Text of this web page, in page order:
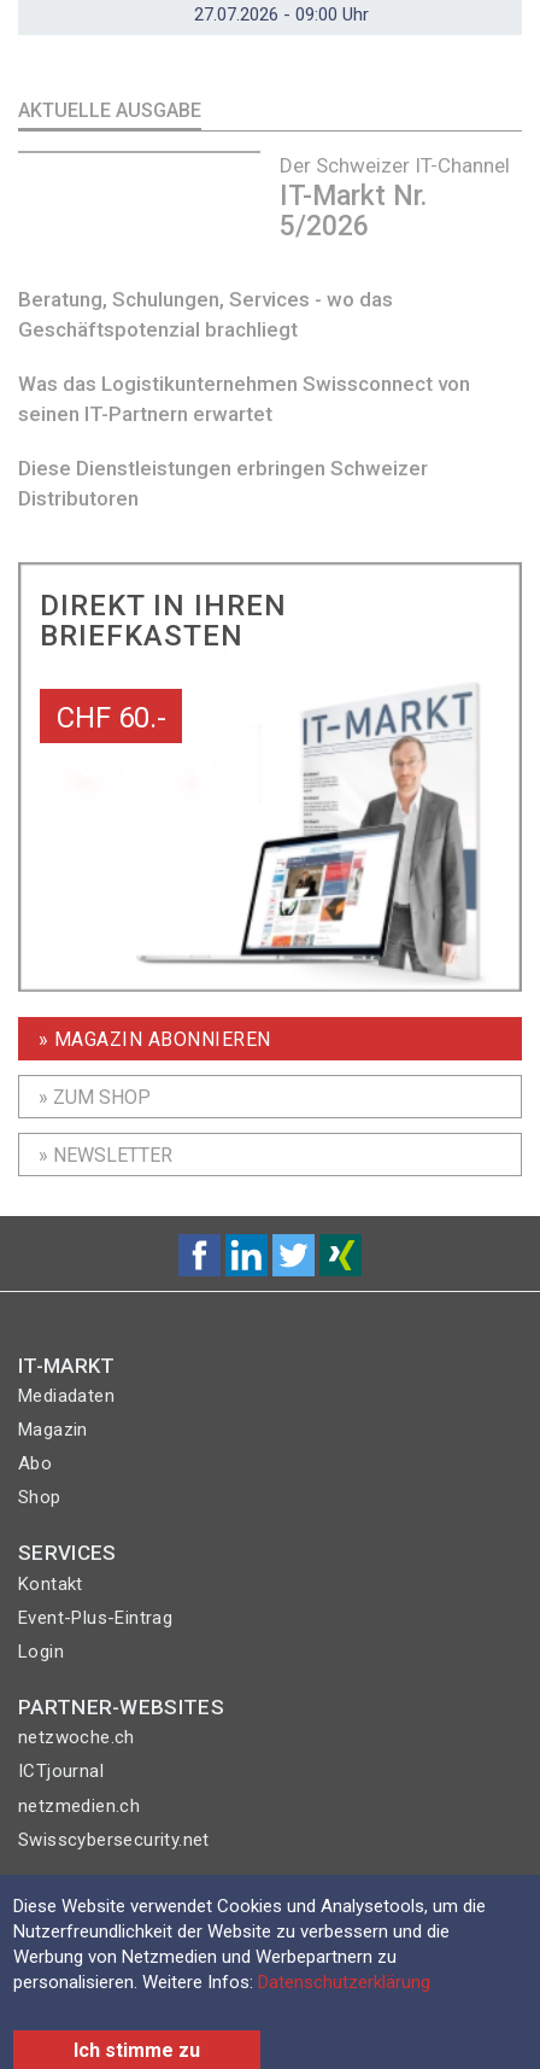
27.07.2026 - 09:00 Uhr
AKTUELLE AUSGABE
Der Schweizer IT-Channel
IT-Markt Nr.
5/2026
Beratung, Schulungen, Services - wo das
Geschäftspotenzial brachliegt
Was das Logistikunternehmen Swissconnect von
seinen IT-Partnern erwartet
Diese Dienstleistungen erbringen Schweizer
Distributoren
DIREKT IN IHREN
BRIEFKASTEN
CHF 60.-
» MAGAZIN ABONNIEREN
» ZUM SHOP
» NEWSLETTER
IT-MARKT
Mediadaten
Magazin
Abo
Shop
SERVICES
Kontakt
Event-Plus-Eintrag
Login
PARTNER-WEBSITES
netzwoche.ch
ICTjournal
netzmedien.ch
Swisscybersecurity.net
© NETZMEDIEN AG 2026
Impressum
AGB
Nutzungsbestimmungen
Datenschutzerklärung
Diese Website verwendet Cookies und Analysetools, um die
Nutzerfreundlichkeit der Website zu verbessern und die
Werbung von Netzmedien und Werbepartnern zu
personalisieren. Weitere Infos:Datenschutzerklärung
Ich stimme zu